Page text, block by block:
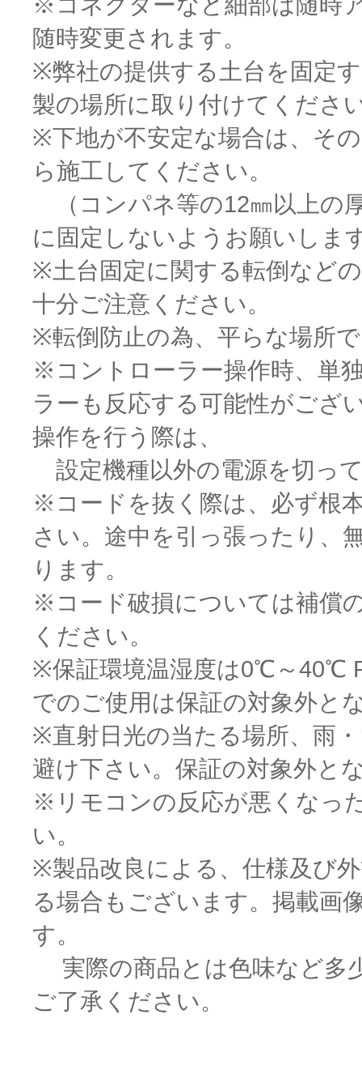
随時変更されます。
※弊社の提供する土台を固定
製の場所に取り付けてくださ
※下地が不安定な場合は、そ
ら施工してください。
（コンパネ等の12㎜以上の
に固定しないようお願いしま
※土台固定に関する転倒など
十分ご注意ください。
※転倒防止の為、平らな場所
※コントローラー操作時、単
ラーも反応する可能性がござ
操作を行う際は、
設定機種以外の電源を切っ
※コードを抜く際は、必ず根
さい。途中を引っ張ったり、
ります。
※コード破損については補償
ください。
※保証環境温湿度は0℃～40℃
でのご使用は保証の対象外と
※直射日光の当たる場所、雨
避け下さい。保証の対象外と
※リモコンの反応が悪くなっ
い。
※製品改良による、仕様及び
る場合もございます。掲載画
す。
実際の商品とは色味など多
ご了承ください。